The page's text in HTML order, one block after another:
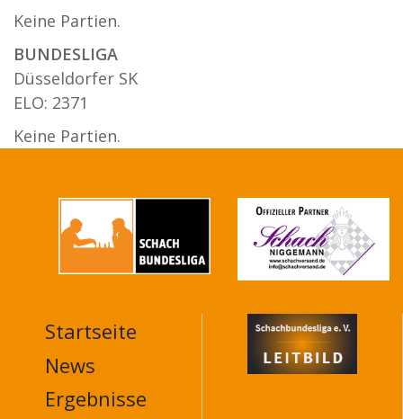
Keine Partien.
BUNDESLIGA
Düsseldorfer SK
ELO: 2371
Keine Partien.
MAIN
NAVIGATION
FOOTER
Startseite
News
Ergebnisse